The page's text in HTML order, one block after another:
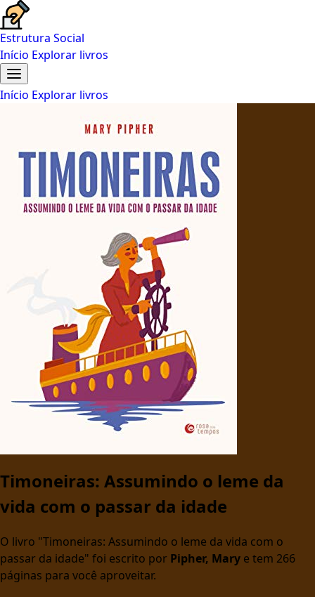
Estrutura Social
Início Explorar livros
Início Explorar livros
Timoneiras: Assumindo o leme da
vida com o passar da idade
O livro "Timoneiras: Assumindo o leme da vida com o
passar da idade" foi escrito por Pipher, Mary e tem 266
páginas para você aproveitar.